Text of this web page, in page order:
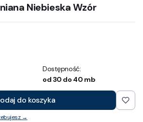
Niebieska Wzór
Dostępność:
od 30 do 40 mb
do koszyka
→